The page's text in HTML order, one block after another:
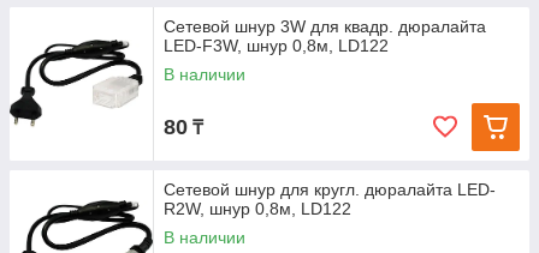
Сетевой шнур 3W для квадр. дюралайта
LED-F3W, шнур 0,8м, LD122
В наличии
80 ₸
Сетевой шнур для кругл. дюралайта LED-
R2W, шнур 0,8м, LD122
В наличии